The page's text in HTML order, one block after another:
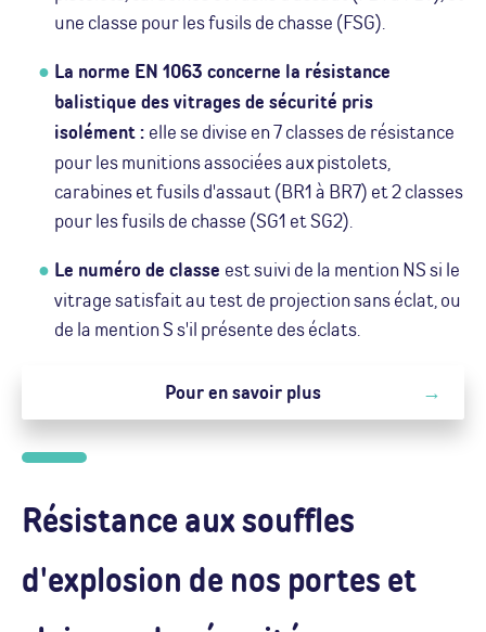
une classe pour les fusils de chasse (FSG).
La norme EN 1063 concerne la résistance
balistique des vitrages de sécurité pris
isolément : elle se divise en 7 classes de résistance
pour les munitions associées aux pistolets,
carabines et fusils d'assaut (BR1 à BR7) et 2 classes
pour les fusils de chasse (SG1 et SG2).
Le numéro de classe est suivi de la mention NS si le
vitrage satisfait au test de projection sans éclat, ou
de la mention S s'il présente des éclats.
Pour en savoir plus
Résistance aux souffles
d'explosion de nos portes et